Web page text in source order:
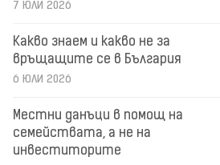
7 ЮЛИ 2026
Какво знаем и какво не за
връщащите се в България
6 ЮЛИ 2026
Местни данъци в помощ на
семействата, а не на
инвеститорите